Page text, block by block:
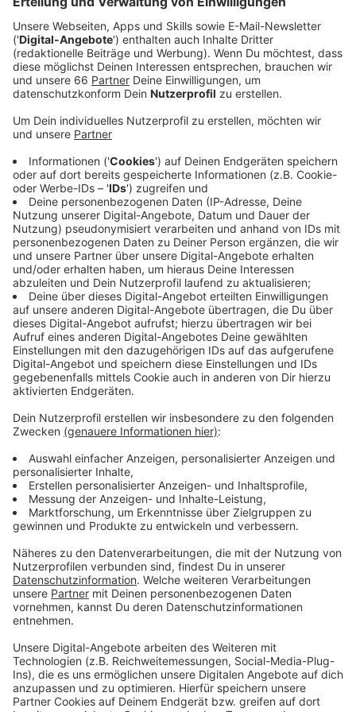
Veröffentlicht:Dienstag, 23.04.2024 11:34
Anzeige
Die Macherinnen und Macher der Studie haben die
verknüpft, um aufzuzeigen, wo Menschen unter dem
Lärm leiden. Bilk ist als bevölkerungsreichster
Stadtteil, mit vielen mehrspurigen Straßen, wie dem
Südring oder der Münchener Straße, besonders laut.
Insgesamt fühlt sich jede und jeder Sechste (15,4
Prozent) in Bilk vom Autolärm belästigt. In Pempelfort
stört die Menschen vor allem der Schienenlärm, in
Lohausen leiden die Menschen unter Fluglärm. In
absoluten Zahlen betrifft der Fluglärm zwar weniger
Menschen, als der Auto- und Schienenlärm, in Prozent
sind es aber 38, also mehr als jede und jeder Dritte.
Das Problem: Lärm kann krank machen und zu
Schlafstörungen führen. Die können wiederum zu
Herz- und Kreislauferkrankungen und Depressionen
führen, heißt es in der Studie. Untersucht und
verglichen wurde die Lärmbelastung in 55 Städte aus
ganz Deutschland.
Anzeige
Weitere Infos und Links zum Thema
Anzeige
Interaktive Karte zur Lärmstudie von Zeit Online
NRZ: Düsseldorf ist lauteste Stadt Deutschlands
Zeit online: Lärm macht krank